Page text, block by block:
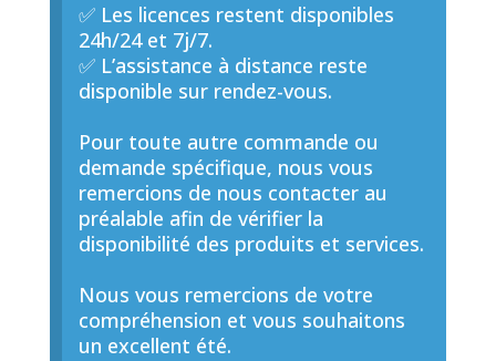
✅ Les licences restent disponibles
24h/24 et 7j/7.
✅ L’assistance à distance reste
disponible sur rendez-vous.
Pour toute autre commande ou
demande spécifique, nous vous
remercions de nous contacter au
préalable afin de vérifier la
disponibilité des produits et services.
Nous vous remercions de votre
compréhension et vous souhaitons
un excellent été.